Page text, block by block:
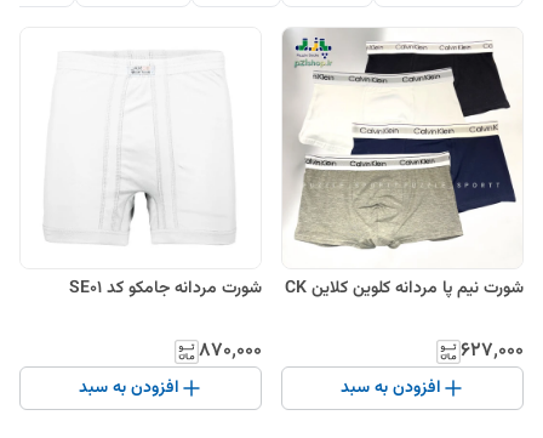
شورت نیم پا مردانه کلوین کلاین CK
۶۲۷٬۰۰۰
افزودن به سبد
شورت مردانه جامکو کد SE01
۸۷۰٬۰۰۰
افزودن به سبد